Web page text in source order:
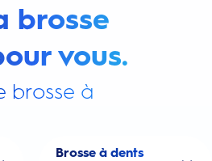
brosse
vous.
brosse à
Brosse à dents